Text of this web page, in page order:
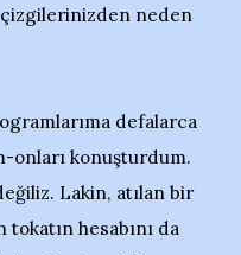
çizgilerinizden neden
defalarca
onları konuşturdum.
Lakin, atılan bir
tokatın hesabını da